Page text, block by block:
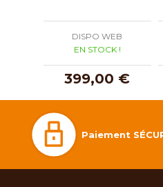
DISPO WEB
EN STOCK !
399,00 €
Paiement